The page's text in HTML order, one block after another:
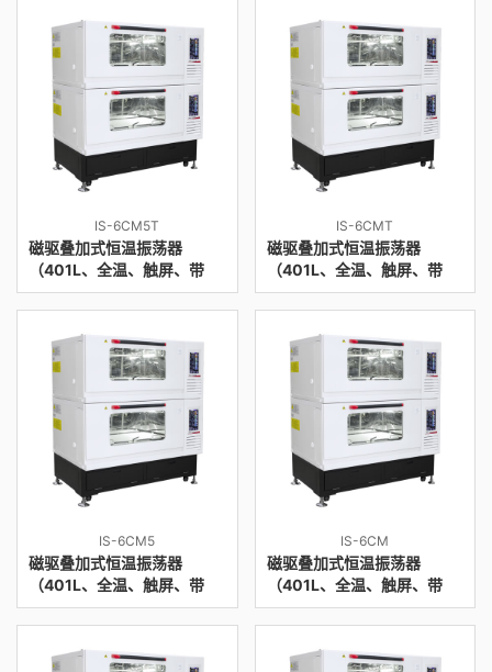
IS-6CM5T
磁驱叠加式恒温振荡器
（401L、全温、触屏、带
CO2、50振幅、上开门）
IS-6CMT
磁驱叠加式恒温振荡器
（401L、全温、触屏、带
CO2、上开门）
IS-6CM5
磁驱叠加式恒温振荡器
（401L、全温、触屏、带
CO2、50振幅）
IS-6CM
磁驱叠加式恒温振荡器
（401L、全温、触屏、带
CO2）